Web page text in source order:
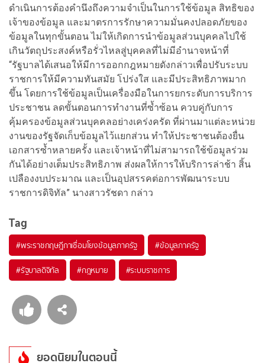
ดำเนินการต้องคำนึงถึงความจำเป็นในการใช้ข้อมูล สิทธิของ
เจ้าของข้อมูล และมาตรการรักษาความมั่นคงปลอดภัยของ
ข้อมูลในทุกขั้นตอน ไม่ให้เกิดการนำข้อมูลส่วนบุคคลไปใช้
เกินวัตถุประสงค์หรือรั่วไหลสู่บุคคลที่ไม่มีอำนาจหน้าที่
“รัฐบาลได้เสนอให้มีการออกกฎหมายดังกล่าวเพื่อปรับระบบ
ราชการให้มีความทันสมัย โปร่งใส และมีประสิทธิภาพมาก
ขึ้น โดยการใช้ข้อมูลเป็นเครื่องมือในการยกระดับการบริการ
ประชาชน ลดขั้นตอนการทำงานที่ซ้ำซ้อน ควบคู่กับการ
คุ้มครองข้อมูลส่วนบุคคลอย่างเคร่งครัด ที่ผ่านมาแต่ละหน่วย
งานของรัฐจัดเก็บข้อมูลไว้แยกส่วน ทำให้ประชาชนต้องยื่น
เอกสารซ้ำหลายครั้ง และเจ้าหน้าที่ไม่สามารถใช้ข้อมูลร่วม
กันได้อย่างเต็มประสิทธิภาพ ส่งผลให้การให้บริการล่าช้า สิ้น
เปลืองงบประมาณ และเป็นอุปสรรคต่อการพัฒนาระบบ
ราชการดิจิทัล” นางสาวรัชดา กล่าว
Tag
#พระราชกฤษฎีกาเชื่อมโยงข้อมูลภาครัฐ #ข้อมูลภาครัฐ
#รัฐบาลดิจิทัล #กฎหมาย #ระบบราชการ
ยอดนิยมในตอนนี้